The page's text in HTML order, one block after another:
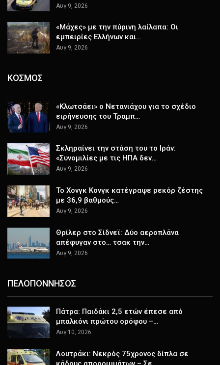
Αυγ 9, 2026
«Μάχες» με την πύρινη λαίλαπα: Οι
εμπειρίες Ελλήνων και…
Αυγ 9, 2026
ΚΟΣΜΟΣ
«Κλωτσάει» ο Νετανιάχου για το σχέδιο
ειρήνευσης του Τραμπ…
Αυγ 9, 2026
Σκληραίνει την στάση του το Ιράν:
«Συνομιλίες με τις ΗΠΑ δεν…
Αυγ 9, 2026
Το Χονγκ Κονγκ κατέγραψε ρεκόρ ζέστης
με 36,9 βαθμούς…
Αυγ 9, 2026
Θρίλερ στο Σίδνεϊ: Δύο αεροπλάνα
απέφυγαν στο… τσακ την…
Αυγ 9, 2026
ΠΕΛΟΠΟΝΝΗΣΟΣ
Πάτρα: Παιδάκι 2,5 ετών έπεσε από
μπαλκόνι πρώτου ορόφου –…
Αυγ 10, 2026
Λουτράκι: Νεκρός 75χρονος δίπλα σε